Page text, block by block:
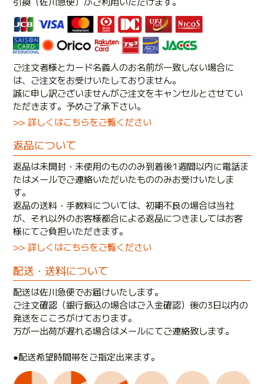
ご注文者様とカード名義人のお名前が一致しない場合に
は、ご注文をお受けいたしておりません。
誠に申し訳ございませんがご注文をキャンセルとさせてい
ただきます。予めご了承下さい。
>> 詳しくはこちらをご覧ください
返品について
返品は未開封・未使用のもののみ到着後1週間以内に電話ま
たはメールでご連絡いただいたもののみお受けいたしま
す。
返品の送料・手数料については、初期不良の場合は当社
が、それ以外のお客様都合による返品につきましてはお客
様にてご負担いただきます。
>> 詳しくはこちらをご覧ください
配送・送料について
配送は佐川急便でお届けいたします。
ご注文確認（銀行振込の場合はご入金確認）後の3日以内の
発送をこころがけております。
万が一出荷が遅れる場合はメールにてご連絡致します。
●配送希望時間帯をご指定出来ます。